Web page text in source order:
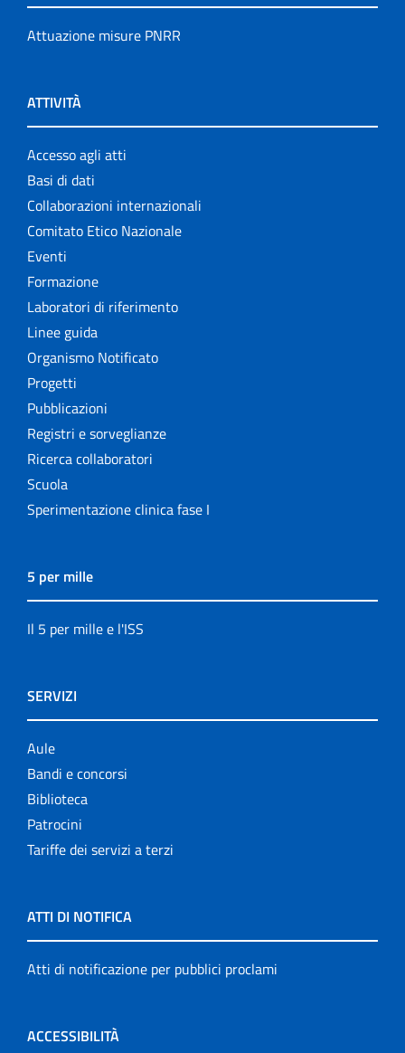
Attuazione misure PNRR
ATTIVITÀ
Accesso agli atti
Basi di dati
Collaborazioni internazionali
Comitato Etico Nazionale
Eventi
Formazione
Laboratori di riferimento
Linee guida
Organismo Notificato
Progetti
Pubblicazioni
Registri e sorveglianze
Ricerca collaboratori
Scuola
Sperimentazione clinica fase I
5 per mille
Il 5 per mille e l'ISS
SERVIZI
Aule
Bandi e concorsi
Biblioteca
Patrocini
Tariffe dei servizi a terzi
ATTI DI NOTIFICA
Atti di notificazione per pubblici proclami
ACCESSIBILITÀ